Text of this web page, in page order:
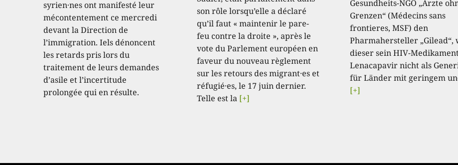
syrien·nes ont manifesté leur
mécontentement ce mercredi
devant la Direction de
l’immigration. Iels dénoncent
les retards pris lors du
traitement de leurs demandes
d’asile et l’incertitude
prolongée qui en résulte.
son rôle lorsqu’elle a déclaré
qu’il faut « maintenir le pare-
feu contre la droite », après le
vote du Parlement européen en
faveur du nouveau règlement
sur les retours des migrant·es et
réfugié·es, le 17 juin dernier.
Telle est la [+]
Gesundheits-NGO „Ärzte
Grenzen“ (Médecins sans
frontieres, MSF) den
Pharmahersteller „Gilead“,
dieser sein HIV-
Lenacapavir nicht als
für Länder mit geringem
[+]